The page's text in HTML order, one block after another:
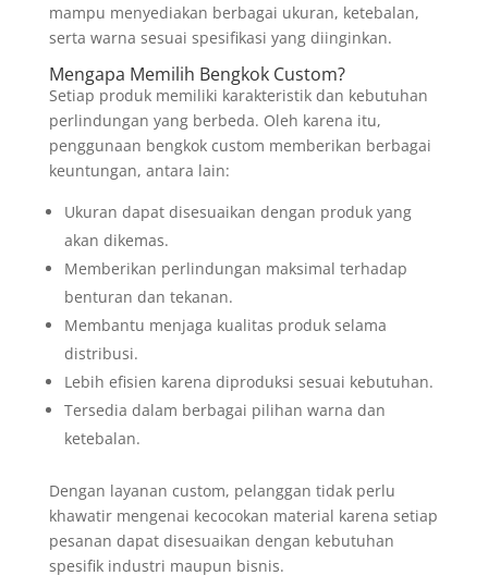
mampu menyediakan berbagai ukuran, ketebalan,
serta warna sesuai spesifikasi yang diinginkan.
Mengapa Memilih Bengkok Custom?
Setiap produk memiliki karakteristik dan kebutuhan
perlindungan yang berbeda. Oleh karena itu,
penggunaan bengkok custom memberikan berbagai
keuntungan, antara lain:
Ukuran dapat disesuaikan dengan produk yang
akan dikemas.
Memberikan perlindungan maksimal terhadap
benturan dan tekanan.
Membantu menjaga kualitas produk selama
distribusi.
Lebih efisien karena diproduksi sesuai kebutuhan.
Tersedia dalam berbagai pilihan warna dan
ketebalan.
Dengan layanan custom, pelanggan tidak perlu
khawatir mengenai kecocokan material karena setiap
pesanan dapat disesuaikan dengan kebutuhan
spesifik industri maupun bisnis.